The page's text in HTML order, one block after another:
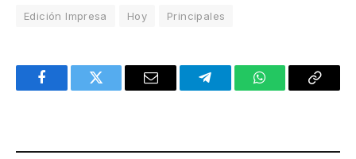
Edición Impresa Hoy Principales
FacebookTwitter Email TelegramWhatsAppCopy